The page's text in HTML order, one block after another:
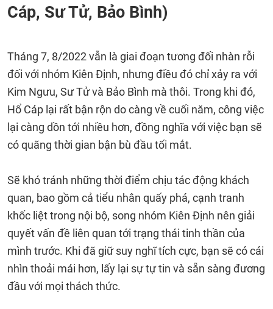
Cáp, Sư Tử, Bảo Bình)
Tháng 7, 8/2022 vẫn là giai đoạn tương đối nhàn rỗi
đối với nhóm Kiên Định, nhưng điều đó chỉ xảy ra với
Kim Ngưu, Sư Tử và Bảo Bình mà thôi. Trong khi đó,
Hổ Cáp lại rất bận rộn do càng về cuối năm, công việc
lại càng dồn tới nhiều hơn, đồng nghĩa với việc bạn sẽ
có quãng thời gian bận bù đầu tối mắt.
Sẽ khó tránh những thời điểm chịu tác động khách
quan, bao gồm cả tiểu nhân quấy phá, cạnh tranh
khốc liệt trong nội bộ, song nhóm Kiên Định nên giải
quyết vấn đề liên quan tới trạng thái tinh thần của
mình trước. Khi đã giữ suy nghĩ tích cực, bạn sẽ có cái
nhìn thoải mái hơn, lấy lại sự tự tin và sẵn sàng đương
đầu với mọi thách thức.